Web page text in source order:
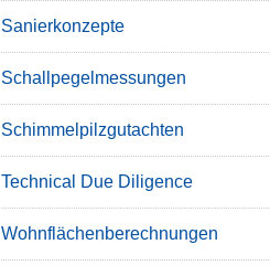
Sanierkonzepte
Schallpegelmessungen
Schimmelpilzgutachten
Technical Due Diligence
Wohnflächenberechnungen